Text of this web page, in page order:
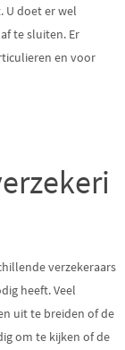
U doet er wel
te sluiten. Er
en voor
verzekeraars
heeft. Veel
uit te breiden of de
om te kijken of de